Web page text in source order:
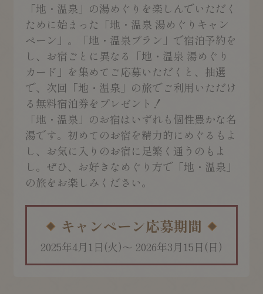
「地・温泉」の湯めぐりを楽しんでいただく
ために始まった「地・温泉 湯めぐりキャン
ペーン」。「地・温泉プラン」で宿泊予約を
し、お宿ごとに異なる「地・温泉 湯めぐり
カード」を集めてご応募いただくと、抽選
で、次回「地・温泉」の旅でご利用いただけ
る無料宿泊券をプレゼント！
「地・温泉」のお宿はいずれも個性豊かな名
湯です。初めてのお宿を精力的にめぐるもよ
し、お気に入りのお宿に足繁く通うのもよ
し。ぜひ、お好きなめぐり方で「地・温泉」
の旅をお楽しみください。
キャンペーン応募期間
2025年4月1日(火)～ 2026年3月15日(日)